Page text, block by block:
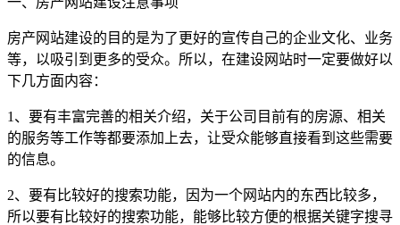
房产网站建设的目的是为了更好的宣传自己的企业文化、业务
等，以吸引到更多的受众。所以，在建设网站时一定要做好以
下几方面内容：
1、要有丰富完善的相关介绍，关于公司目前有的房源、相关
的服务等工作等都要添加上去，让受众能够直接看到这些需要
的信息。
2、要有比较好的搜索功能，因为一个网站内的东西比较多，
所以要有比较好的搜索功能，能够比较方便的根据关键字搜寻